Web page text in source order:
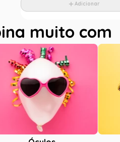
Adicionar
muito com